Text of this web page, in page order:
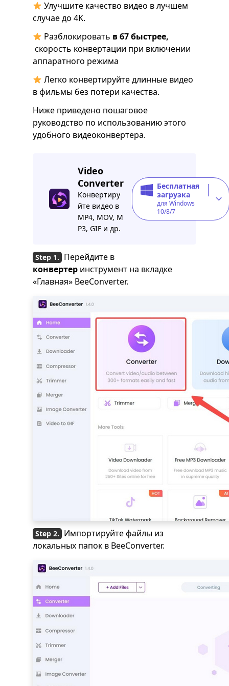
Улучшите качество видео в лучшем
случае до 4K.
Разблокировать в 67 быстрее,
скорость конвертации при включении
аппаратного режима
Легко конвертируйте длинные видео
в фильмы без потери качества.
Ниже приведено пошаговое
руководство по использованию этого
удобного видеоконвертера.
Video
Converter
Конвертиру
йте видео в
MP4, MOV, M
P3, GIF и др.
Бесплатная
загрузка
для Windows
10/8/7
Перейдите в
конвертер инструмент на вкладке
«Главная» BeeConverter.
Импортируйте файлы из
локальных папок в BeeConverter.